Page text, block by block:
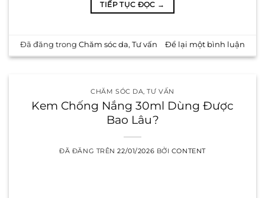
TIẾP TỤC ĐỌC →
Đã đăng trongChăm sóc da,Tư vấn Để lại một bình luận
CHĂM SÓC DA,TƯ VẤN
Kem Chống Nắng 30ml Dùng Được
Bao Lâu?
ĐÃ ĐĂNG TRÊN22/01/2026 BỞI CONTENT